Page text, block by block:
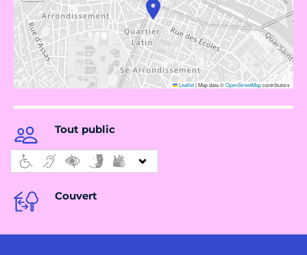
Leaflet|Map data ©OpenStreetMapcontributors
Tout public
Couvert